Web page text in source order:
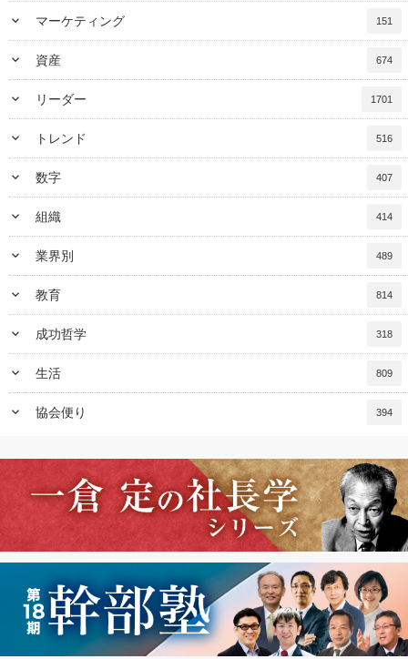
keyboard_arrow_down マーケティング 151
keyboard_arrow_down 資産 674
keyboard_arrow_down リーダー 1701
keyboard_arrow_down トレンド 516
keyboard_arrow_down 数字 407
keyboard_arrow_down 組織 414
keyboard_arrow_down 業界別 489
keyboard_arrow_down 教育 814
keyboard_arrow_down 成功哲学 318
keyboard_arrow_down 生活 809
keyboard_arrow_down 協会便り 394